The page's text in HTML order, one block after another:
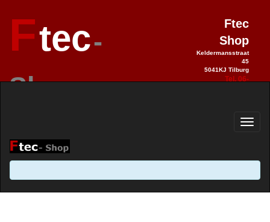
Ftec-
Shop
Ftec
Shop
Keldermansstraat
45
5041KJ Tilburg
Tel. 06-